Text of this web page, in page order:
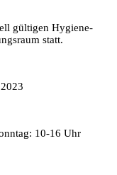
gültigen Hygiene-
statt.
10-16 Uhr